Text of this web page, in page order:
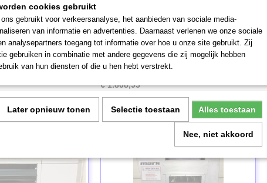
buisstraler
Nette, complete
13 Kw MARK gasheater (2467)
Prijs ex. btw: € 1495,- Mooie compacte
Shopheater van…
€ 1.808,95
cookies gebruikt
gebruikt voor verkeersanalyse, het aanbieden van sociale media-
van informatie en advertenties. Daarnaast verlenen we onze sociale
analysepartners toegang tot informatie over hoe u onze site gebruikt. Zij
gebruiken in combinatie met andere gegevens die zij mogelijk hebben
van hun diensten of die u hen hebt verstrekt.
Later opnieuw tonen Selectie toestaan Alles toestaan
Nee, niet akkoord